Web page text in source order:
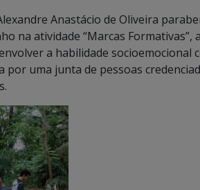
Anastácio de Oliveira
na atividade “Marcas
a habilidade socioemocional
uma junta de pessoas